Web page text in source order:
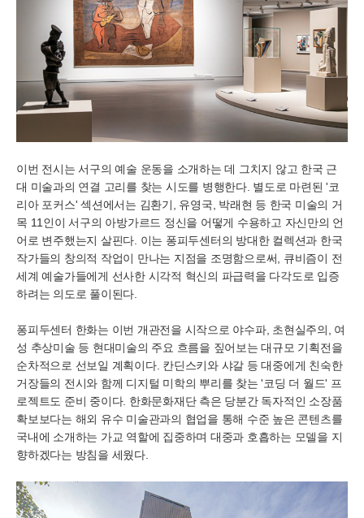
이번 전시는 서구의 예술 운동을 소개하는 데 그치지 않고 한국 근
대 미술과의 연결 고리를 찾는 시도를 병행한다. 별도로 마련된 '코
리아 포커스' 섹션에서는 김환기, 유영국, 박래현 등 한국 미술의 거
목 11인이 서구의 아방가르드 정신을 어떻게 수용하고 자신만의 언
어로 변주했는지 살핀다. 이는 퐁피두센터의 방대한 컬렉션과 한국
작가들의 창의적 작업이 만나는 지점을 조명함으로써, 큐비즘이 전
세계 예술가들에게 선사한 시각적 혁신의 파급력을 다각도로 입증
하려는 의도로 풀이된다.
퐁피두센터 한화는 이번 개관전을 시작으로 야수파, 초현실주의, 여
성 추상미술 등 현대미술의 주요 흐름을 짚어보는 대규모 기획전을
순차적으로 선보일 계획이다. 칸딘스키와 샤갈 등 대중에게 친숙한
거장들의 전시와 함께 디지털 미학의 뿌리를 찾는 '코딩 더 월드' 프
로젝트도 준비 중이다. 한화문화재단 측은 당분간 독자적인 소장품
확보보다는 해외 유수 미술관과의 협업을 통해 수준 높은 콘텐츠를
국내에 소개하는 가교 역할에 집중하며 대중과 호흡하는 모델을 지
향하겠다는 방침을 세웠다.